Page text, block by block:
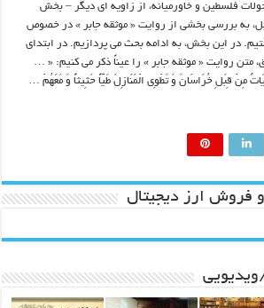
فلسطین و خاورمیانه، از زاویه ای دیگر – بخش
به بررسی بخشی از روایت « موثقه جابر » در خصوص
در این بخش، به ادامه بحث می پردازیم. در ابتدای
متن روایت « موثقه جابر » را عیناً ذکر می کنیم: « …
مِنْ قِبَلِ خُرَاسَانَ وَ تَطْوِی الْمَنَازِلَ طَیّاً حَثِیثاً وَ مَعَهُمْ …
فروش ارز دیجیتال